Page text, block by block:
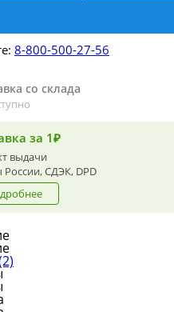
8-800-500-27-56
со склада
за 1₽
выдачи
России, СДЭК, DPD